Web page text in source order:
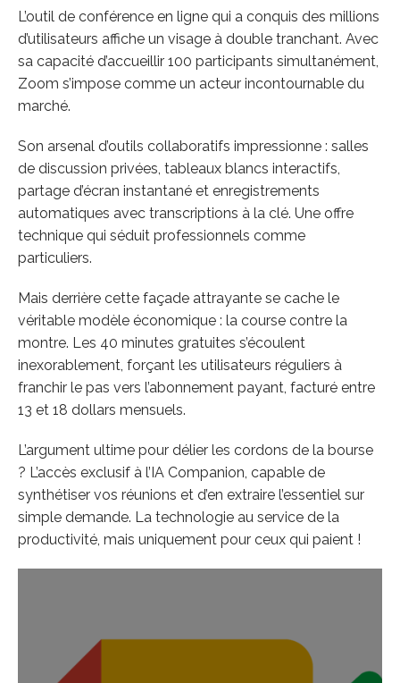
L’outil de conférence en ligne qui a conquis des millions
d’utilisateurs affiche un visage à double tranchant. Avec
sa capacité d’accueillir 100 participants simultanément,
Zoom s’impose comme un acteur incontournable du
marché.
Son arsenal d’outils collaboratifs impressionne : salles
de discussion privées, tableaux blancs interactifs,
partage d’écran instantané et enregistrements
automatiques avec transcriptions à la clé. Une offre
technique qui séduit professionnels comme
particuliers.
Mais derrière cette façade attrayante se cache le
véritable modèle économique : la course contre la
montre. Les 40 minutes gratuites s’écoulent
inexorablement, forçant les utilisateurs réguliers à
franchir le pas vers l’abonnement payant, facturé entre
13 et 18 dollars mensuels.
L’argument ultime pour délier les cordons de la bourse
? L’accès exclusif à l’IA Companion, capable de
synthétiser vos réunions et d’en extraire l’essentiel sur
simple demande. La technologie au service de la
productivité, mais uniquement pour ceux qui paient !